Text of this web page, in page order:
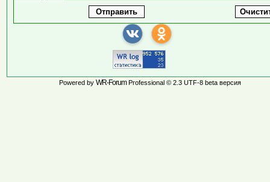
Powered by WR-ForumProfessional © 2.3 UTF-8 beta версия